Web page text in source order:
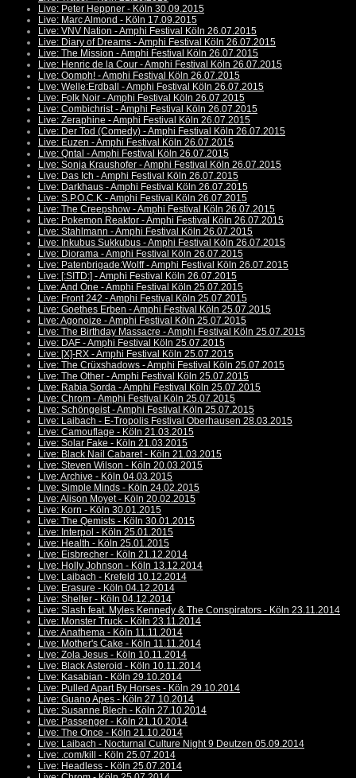
Live: Peter Heppner - Köln 30.09.2015
Live: Marc Almond - Köln 17.09.2015
Live: VNV Nation - Amphi Festival Köln 26.07.2015
Live: Diary of Dreams - Amphi Festival Köln 26.07.2015
Live: The Mission - Amphi Festival Köln 26.07.2015
Live: Henric de la Cour - Amphi Festival Köln 26.07.2015
Live: Oomph! - Amphi Festival Köln 26.07.2015
Live: Welle:Erdball - Amphi Festival Köln 26.07.2015
Live: Folk Noir - Amphi Festival Köln 26.07.2015
Live: Combichrist - Amphi Festival Köln 26.07.2015
Live: Zeraphine - Amphi Festival Köln 26.07.2015
Live: Der Tod (Comedy) - Amphi Festival Köln 26.07.2015
Live: Euzen - Amphi Festival Köln 26.07.2015
Live: Qntal - Amphi Festival Köln 26.07.2015
Live: Sonja Kraushofer - Amphi Festival Köln 26.07.2015
Live: Das Ich - Amphi Festival Köln 26.07.2015
Live: Darkhaus - Amphi Festival Köln 26.07.2015
Live: S.P.O.C.K - Amphi Festival Köln 26.07.2015
Live: The Creepshow - Amphi Festival Köln 26.07.2015
Live: Pokemon Reaktor - Amphi Festival Köln 26.07.2015
Live: Stahlmann - Amphi Festival Köln 26.07.2015
Live: Inkubus Sukkubus - Amphi Festival Köln 26.07.2015
Live: Diorama - Amphi Festival Köln 26.07.2015
Live: Patenbrigade:Wolff - Amphi Festival Köln 26.07.2015
Live: [:SITD:] - Amphi Festival Köln 26.07.2015
Live: And One - Amphi Festival Köln 25.07.2015
Live: Front 242 - Amphi Festival Köln 25.07.2015
Live: Goethes Erben - Amphi Festival Köln 25.07.2015
Live: Agonoize - Amphi Festival Köln 25.07.2015
Live: The Birthday Massacre - Amphi Festival Köln 25.07.2015
Live: DAF - Amphi Festival Köln 25.07.2015
Live: [X]-RX - Amphi Festival Köln 25.07.2015
Live: The Crüxshadows - Amphi Festival Köln 25.07.2015
Live: The Other - Amphi Festival Köln 25.07.2015
Live: Rabia Sorda - Amphi Festival Köln 25.07.2015
Live: Chrom - Amphi Festival Köln 25.07.2015
Live: Schöngeist - Amphi Festival Köln 25.07.2015
Live: Laibach - E-Tropolis Festival Oberhausen 28.03.2015
Live: Camouflage - Köln 21.03.2015
Live: Solar Fake - Köln 21.03.2015
Live: Black Nail Cabaret - Köln 21.03.2015
Live: Steven Wilson - Köln 20.03.2015
Live: Archive - Köln 04.03.2015
Live: Simple Minds - Köln 24.02.2015
Live: Alison Moyet - Köln 20.02.2015
Live: Korn - Köln 30.01.2015
Live: The Qemists - Köln 30.01.2015
Live: Interpol - Köln 25.01.2015
Live: Health - Köln 25.01.2015
Live: Eisbrecher - Köln 21.12.2014
Live: Holly Johnson - Köln 13.12.2014
Live: Laibach - Krefeld 10.12.2014
Live: Erasure - Köln 04.12.2014
Live: Shelter - Köln 04.12.2014
Live: Slash feat. Myles Kennedy & The Conspirators - Köln 23.11.2014
Live: Monster Truck - Köln 23.11.2014
Live: Anathema - Köln 11.11.2014
Live: Mother's Cake - Köln 11.11.2014
Live: Zola Jesus - Köln 10.11.2014
Live: Black Asteroid - Köln 10.11.2014
Live: Kasabian - Köln 29.10.2014
Live: Pulled Apart By Horses - Köln 29.10.2014
Live: Guano Apes - Köln 27.10.2014
Live: Susanne Blech - Köln 27.10.2014
Live: Passenger - Köln 21.10.2014
Live: The Once - Köln 21.10.2014
Live: Laibach - Nocturnal Culture Night 9 Deutzen 05.09.2014
Live: .com/kill - Köln 25.07.2014
Live: Headless - Köln 25.07.2014